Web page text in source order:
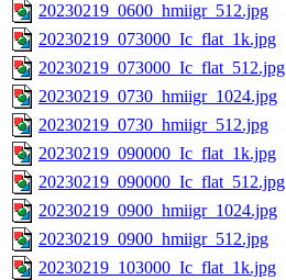
20230219_0600_hmiigr_512.jpg
20230219_073000_Ic_flat_1k.jpg
20230219_073000_Ic_flat_512.jpg
20230219_0730_hmiigr_1024.jpg
20230219_0730_hmiigr_512.jpg
20230219_090000_Ic_flat_1k.jpg
20230219_090000_Ic_flat_512.jpg
20230219_0900_hmiigr_1024.jpg
20230219_0900_hmiigr_512.jpg
20230219_103000_Ic_flat_1k.jpg